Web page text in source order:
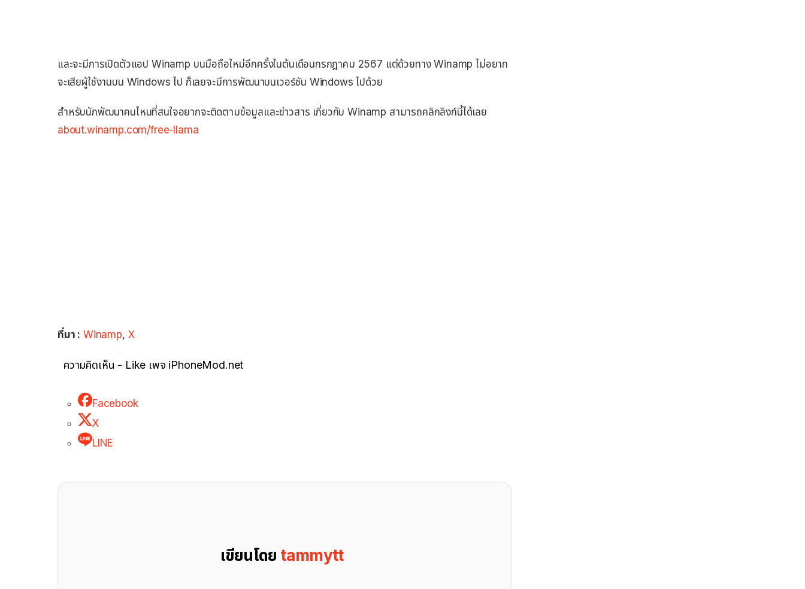
และจะมีการเปิดตัวแอป Winamp บนมือถือใหม่อีกครั้งในต้นเดือนกรกฎาคม 2567 แต่ด้วยทาง Winamp ไม่อยาก
จะเสียผู้ใช้งานบน Windows ไป ก็เลยจะมีการพัฒนาบนเวอร์ชัน Windows ไปด้วย
สำหรับนักพัฒนาคนไหนที่สนใจอยากจะติดตามข้อมูลและข่าวสาร เกี่ยวกับ Winamp สามารถคลิกลิงก์นี้ได้เลย
about.winamp.com/free-llama
ที่มา : Winamp, X
ความคิดเห็น - Like เพจ iPhoneMod.net
Facebook
X
LINE
เขียนโดย tammytt